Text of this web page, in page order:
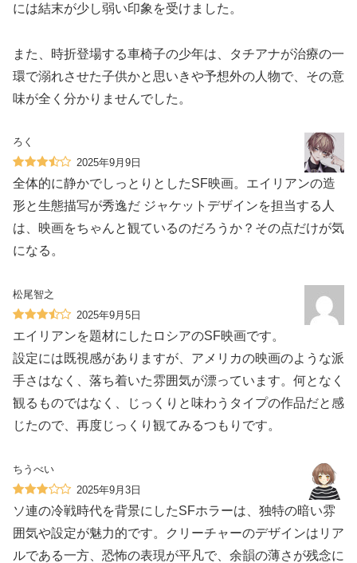
には結末が少し弱い印象を受けました。
また、時折登場する車椅子の少年は、タチアナが治療の一
環で溺れさせた子供かと思いきや予想外の人物で、その意
味が全く分かりませんでした。
ろく
2025年9月9日
全体的に静かでしっとりとしたSF映画。エイリアンの造
形と生態描写が秀逸だ ジャケットデザインを担当する人
は、映画をちゃんと観ているのだろうか？その点だけが気
になる。
松尾智之
2025年9月5日
エイリアンを題材にしたロシアのSF映画です。
設定には既視感がありますが、アメリカの映画のような派
手さはなく、落ち着いた雰囲気が漂っています。何となく
観るものではなく、じっくりと味わうタイプの作品だと感
じたので、再度じっくり観てみるつもりです。
ちうべい
2025年9月3日
ソ連の冷戦時代を背景にしたSFホラーは、独特の暗い雰
囲気や設定が魅力的です。クリーチャーのデザインはリア
ルである一方、恐怖の表現が平凡で、余韻の薄さが残念に